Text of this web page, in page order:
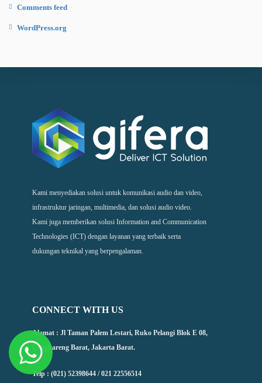
Comments feed
WordPress.org
Kami menyediakan solusi untuk komunikasi audio dan video,
infrastruktur jaringan, multimedia, dan solusi audio video.
Kami juga memberikan solusi Information and Communication
Technologies (ICT) dengan layanan yang terbaik serta
dukungan teknikal yang berpengalaman.
CONNECT WITH US
Alamat : Jl Taman Palem Lestari, Ruko Pelangi Blok E 08,
Cengkareng Barat, Jakarta Barat.
Telp : (021) 52398644 / 021 22556514